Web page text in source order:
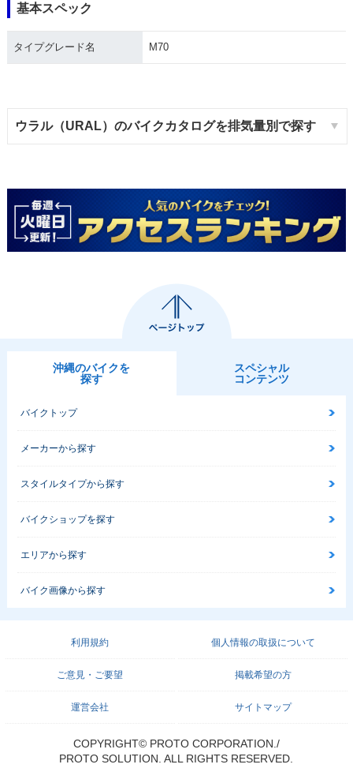
基本スペック
タイプグレード名 M70
ウラル（URAL）のバイクカタログを排気量別で探す
沖縄のバイクを
探す
スペシャル
コンテンツ
バイクトップ
メーカーから探す
スタイルタイプから探す
バイクショップを探す
エリアから探す
バイク画像から探す
利用規約 個人情報の取扱について
ご意見・ご要望 掲載希望の方
運営会社 サイトマップ
COPYRIGHT© PROTO CORPORATION./
PROTO SOLUTION. ALL RIGHTS RESERVED.